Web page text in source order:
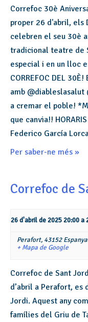
Correfoc 30è
proper 26 d'abril, els
celebren el seu 30è
tradicional teatre de
especial i en un lloc
CORREFOC DEL
amb
a cremar el poble!
que canvia!!
Federico García
Per saber-ne més »
Correfoc de
26 d'abril de 2025 20:00a
Perafort, 43152Espanya
+ Mapa de Google
Correfoc de Sant
d’abril a Perafort,
Jordi. Aquest any
famílies del Griu de